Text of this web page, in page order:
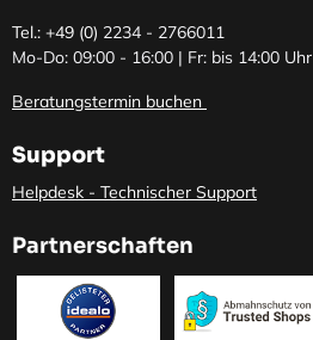
Tel.: +49 (0) 2234 - 2766011
Mo-Do: 09:00 - 16:00 | Fr: bis 14:00 Uhr
Beratungstermin buchen
Support
Helpdesk - Technischer Support
Partnerschaften